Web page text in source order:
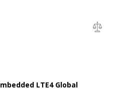
LTE4 Global